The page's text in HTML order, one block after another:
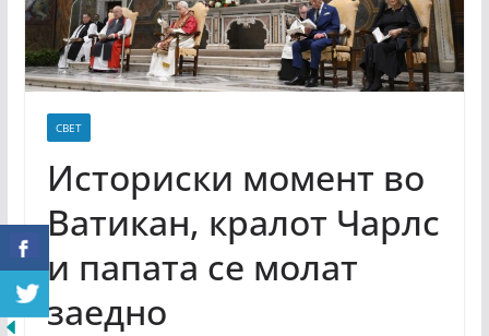
СВЕТ
Историски момент во
Ватикан, кралот Чарлс
и папата се молат
заедно